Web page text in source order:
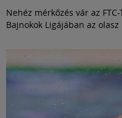
Nehéz mérkőzés vár az
Bajnokok Ligájában az